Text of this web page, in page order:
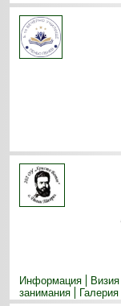
Информация
Визия
занимания
Галерия